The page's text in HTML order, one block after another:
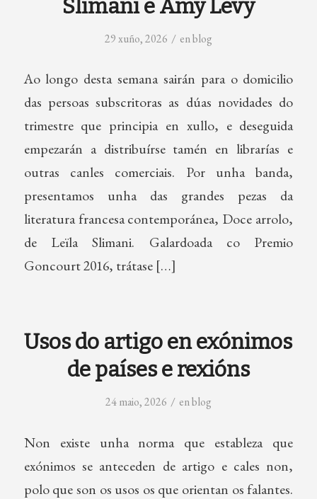
Slimani e Amy Levy
29 xuño, 2026 / enblog
Ao longo desta semana sairán para o domicilio
das persoas subscritoras as dúas novidades do
trimestre que principia en xullo, e deseguida
empezarán a distribuírse tamén en librarías e
outras canles comerciais. Por unha banda,
presentamos unha das grandes pezas da
literatura francesa contemporánea, Doce arrolo,
de Leïla Slimani. Galardoada co Premio
Goncourt 2016, trátase […]
Usos do artigo en exónimos
de países e rexións
24 maio, 2026 / enblog
Non existe unha norma que estableza que
exónimos se anteceden de artigo e cales non,
polo que son os usos os que orientan os falantes.